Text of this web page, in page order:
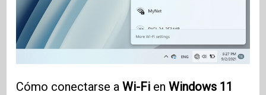
Cómo conectarse aWi-Fi enWindows 11